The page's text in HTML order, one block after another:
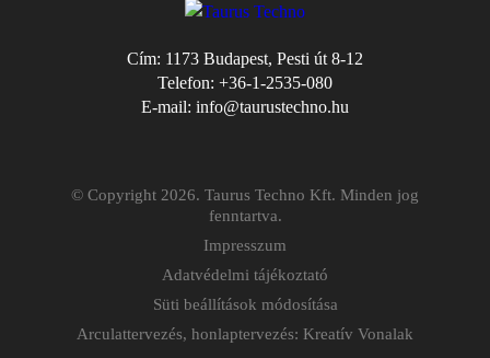
Cím: 1173 Budapest, Pesti út 8-12
Telefon: +36-1-2535-080
E-mail: info@taurustechno.hu
© Copyright 2026. Taurus Techno Kft. Minden jog
fenntartva.
Impresszum
Adatvédelmi tájékoztató
Süti beállítások módosítása
Arculattervezés, honlaptervezés: Kreatív Vonalak